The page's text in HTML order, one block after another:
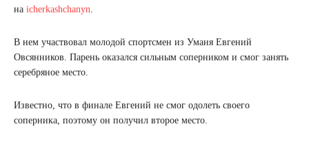
на icherkashchanyn.
В нем участвовал молодой спортсмен из Уманя Евгений
Овсянников. Парень оказался сильным соперником и смог занять
серебряное место.
Известно, что в финале Евгений не смог одолеть своего
соперника, поэтому он получил второе место.